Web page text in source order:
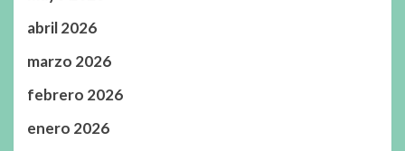
abril 2026
marzo 2026
febrero 2026
enero 2026